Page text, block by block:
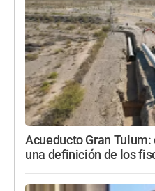
Acueducto Gran
una definición de los